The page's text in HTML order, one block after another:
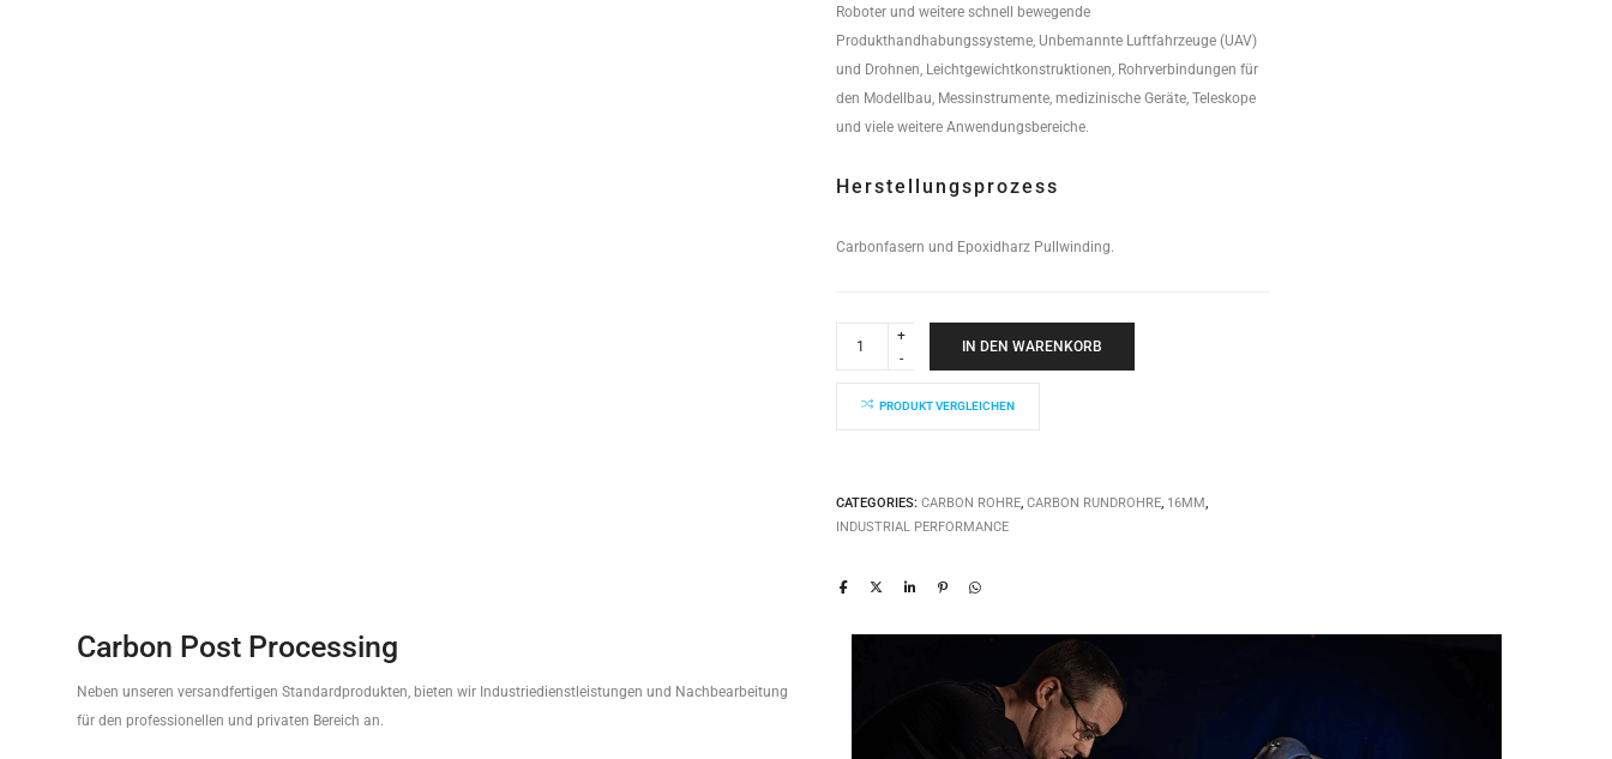
Roboter und weitere schnell bewegende
Produkthandhabungssysteme, Unbemannte Luftfahrzeuge (UAV)
und Drohnen, Leichtgewichtkonstruktionen, Rohrverbindungen für
den Modellbau, Messinstrumente, medizinische Geräte, Teleskope
und viele weitere Anwendungsbereiche.
Herstellungsprozess
Carbonfasern und Epoxidharz Pullwinding.
Performance
quantity
IN DEN WARENKORB
PRODUKT VERGLEICHEN
CATEGORIES: CARBON ROHRE, CARBON RUNDROHRE, 16MM,
INDUSTRIAL PERFORMANCE
Carbon Post Processing
Neben unseren versandfertigen Standardprodukten, bieten wir Industriedienstleistungen und Nachbearbeitung
für den professionellen und privaten Bereich an.